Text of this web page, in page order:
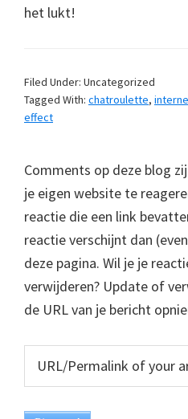
het lukt!
Filed Under: Uncategorized
Tagged With: chatroulette,
effect
Comments op deze blog
je eigen website te
reactie die een link
reactie verschijnt dan
deze pagina. Wil je je
verwijderen? Update of
de URL van je bericht